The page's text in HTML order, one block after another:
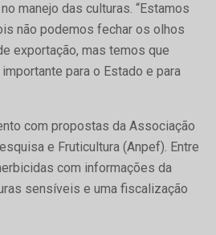
manejo das culturas. “Estamos
não podemos fechar os olhos
exportação, mas temos que
para o Estado e para
com propostas da Associação
e Fruticultura (Anpef). Entre
com informações da
sensíveis e uma fiscalização